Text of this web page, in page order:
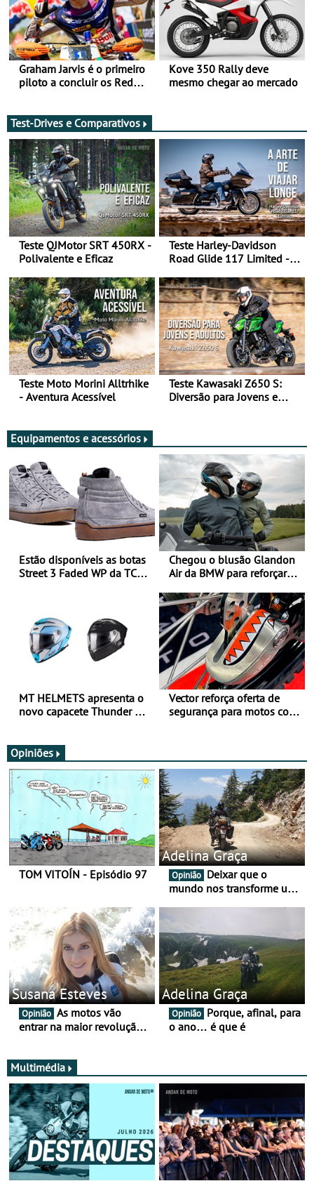
Graham Jarvis é o primeiro
piloto a concluir os Red
Kove 350 Rally deve
mesmo chegar ao mercado
Test-Drives e Comparativos
Teste QJMotor SRT 450RX -
Polivalente e Eficaz
Teste Harley-Davidson
Road Glide 117 Limited - A
Teste Moto Morini Alltrhike
- Aventura Acessível
Teste Kawasaki Z650 S:
Diversão para Jovens e
Equipamentos e acessórios
Estão disponíveis as botas
Street 3 Faded WP da TCX
Chegou o blusão Glandon
Air da BMW para reforçar
verão
MT HELMETS apresenta o
novo capacete Thunder 4 R
Vector reforça oferta de
segurança para motos com
Opiniões
TOM VITOÍN - Episódio 97
Adelina Graça
Opinião
mundo nos transforme um
Susana Esteves
Opinião
entrar na maior revolução
falar disso
Adelina Graça
Opinião
o ano… é que é
Multimédia